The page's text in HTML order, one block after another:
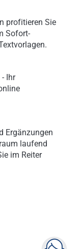
profitieren Sie
Sofort-
Ihr
Ergänzungen
laufend
im Reiter